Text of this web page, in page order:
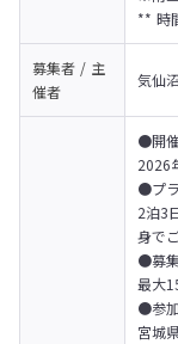
** 時
募集者 / 主
催者
気仙
●開
2026
●プ
2泊3
身で
●募
最大
●参
宮城